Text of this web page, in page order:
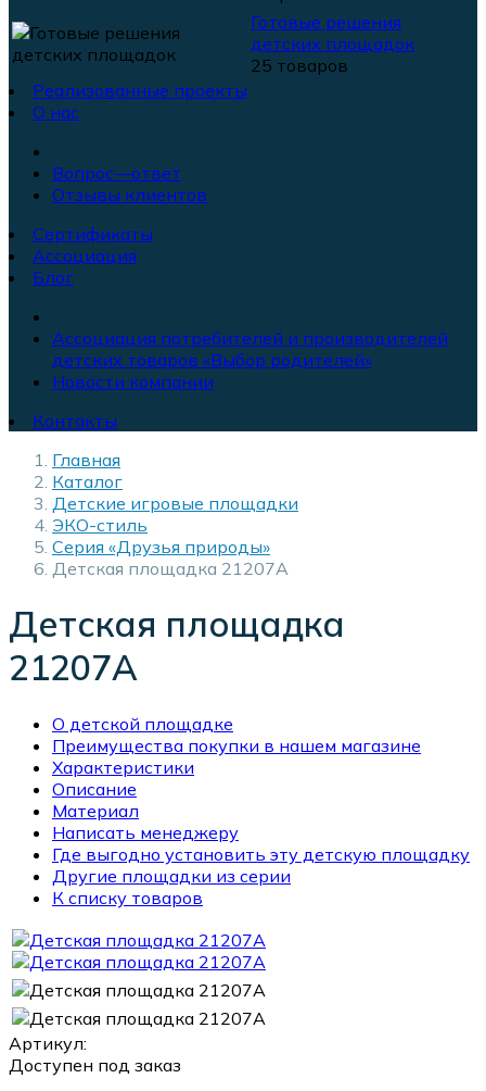
Готовые решения
детских площадок
25 товаров
Реализованные проекты
О нас
Вопрос—ответ
Отзывы клиентов
Сертификаты
Ассоциация
Блог
Ассоциация потребителей и производителей
детских товаров «Выбор родителей»
Новости компании
Контакты
Главная
Каталог
Детские игровые площадки
ЭКО-стиль
Серия «Друзья природы»
Детская площадка 21207А
Детская площадка
21207А
О детской площадке
Преимущества покупки в нашем магазине
Характеристики
Описание
Материал
Написать менеджеру
Где выгодно установить эту детскую площадку
Другие площадки из серии
К списку товаров
Артикул:
Доступен под заказ